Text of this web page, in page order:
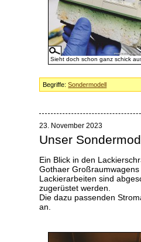
Sieht doch schon ganz schick
Begriffe:Sondermodell
23. November 2023
Unser
Ein Blick in den
Gothaer
Lackierarbeiten sind
zugerüstet werden.
Die dazu passenden
an.